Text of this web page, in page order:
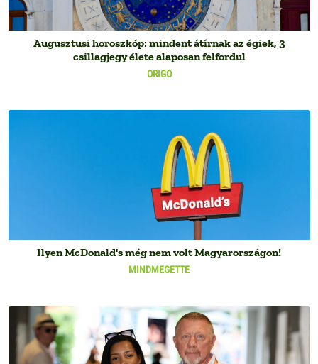
ORIGO
Augusztusi horoszkóp: mindent átírnak az égiek, 3
csillagjegy élete alaposan felfordul
MINDMEGETTE
Ilyen McDonald's még nem volt Magyarországon!